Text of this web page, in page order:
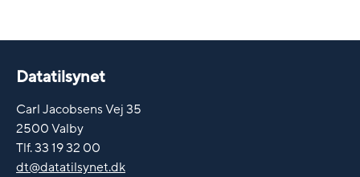
Datatilsynet
Carl Jacobsens Vej 35
2500 Valby
Tlf. 33 19 32 00
dt@datatilsynet.dk